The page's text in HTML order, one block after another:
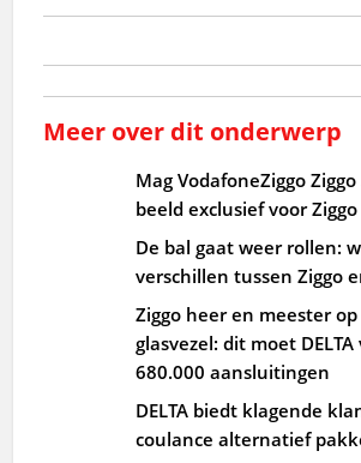
Meer over dit onderwerp
Mag VodafoneZiggo
beeld exclusief voor
De bal gaat weer rollen:
verschillen tussen Ziggo
Ziggo heer en meester
glasvezel: dit moet
680.000 aansluitingen
DELTA biedt klagende
coulance alternatief